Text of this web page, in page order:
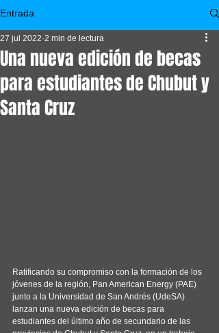
Entrada
Una nueva edición de becas
para estudiantes de Chubut y
Santa Cruz
27 jul 2022 2 min de lectura
Ratificando su compromiso con la formación de los
jóvenes de la región, Pan American Energy (PAE)
junto a la Universidad de San Andrés (UdeSA)
lanzan una nueva edición de becas para
estudiantes del último año de secundario de las